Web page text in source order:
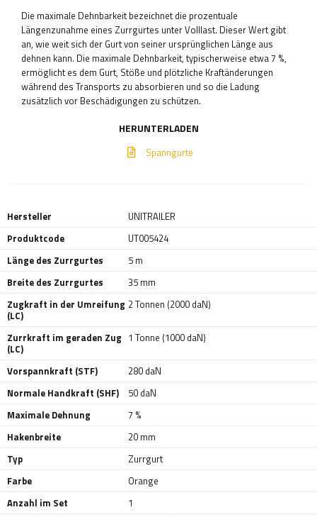
Die maximale Dehnbarkeit bezeichnet die prozentuale
Längenzunahme eines Zurrgurtes unter Volllast. Dieser Wert gibt
an, wie weit sich der Gurt von seiner ursprünglichen Länge aus
dehnen kann. Die maximale Dehnbarkeit, typischerweise etwa 7 %,
ermöglicht es dem Gurt, Stöße und plötzliche Kraftänderungen
während des Transports zu absorbieren und so die Ladung
zusätzlich vor Beschädigungen zu schützen.
HERUNTERLADEN
Spanngurte
Hersteller
UNITRAILER
Produktcode
UT005424
Länge des Zurrgurtes
5 m
Breite des Zurrgurtes
35 mm
Zugkraft in der Umreifung
(LC)
2 Tonnen (2000 daN)
Zurrkraft im geraden Zug
(LC)
1 Tonne (1000 daN)
Vorspannkraft (STF)
280 daN
Normale Handkraft (SHF)
50 daN
Maximale Dehnung
7 %
Hakenbreite
20 mm
Typ
Zurrgurt
Farbe
Orange
Anzahl im Set
1